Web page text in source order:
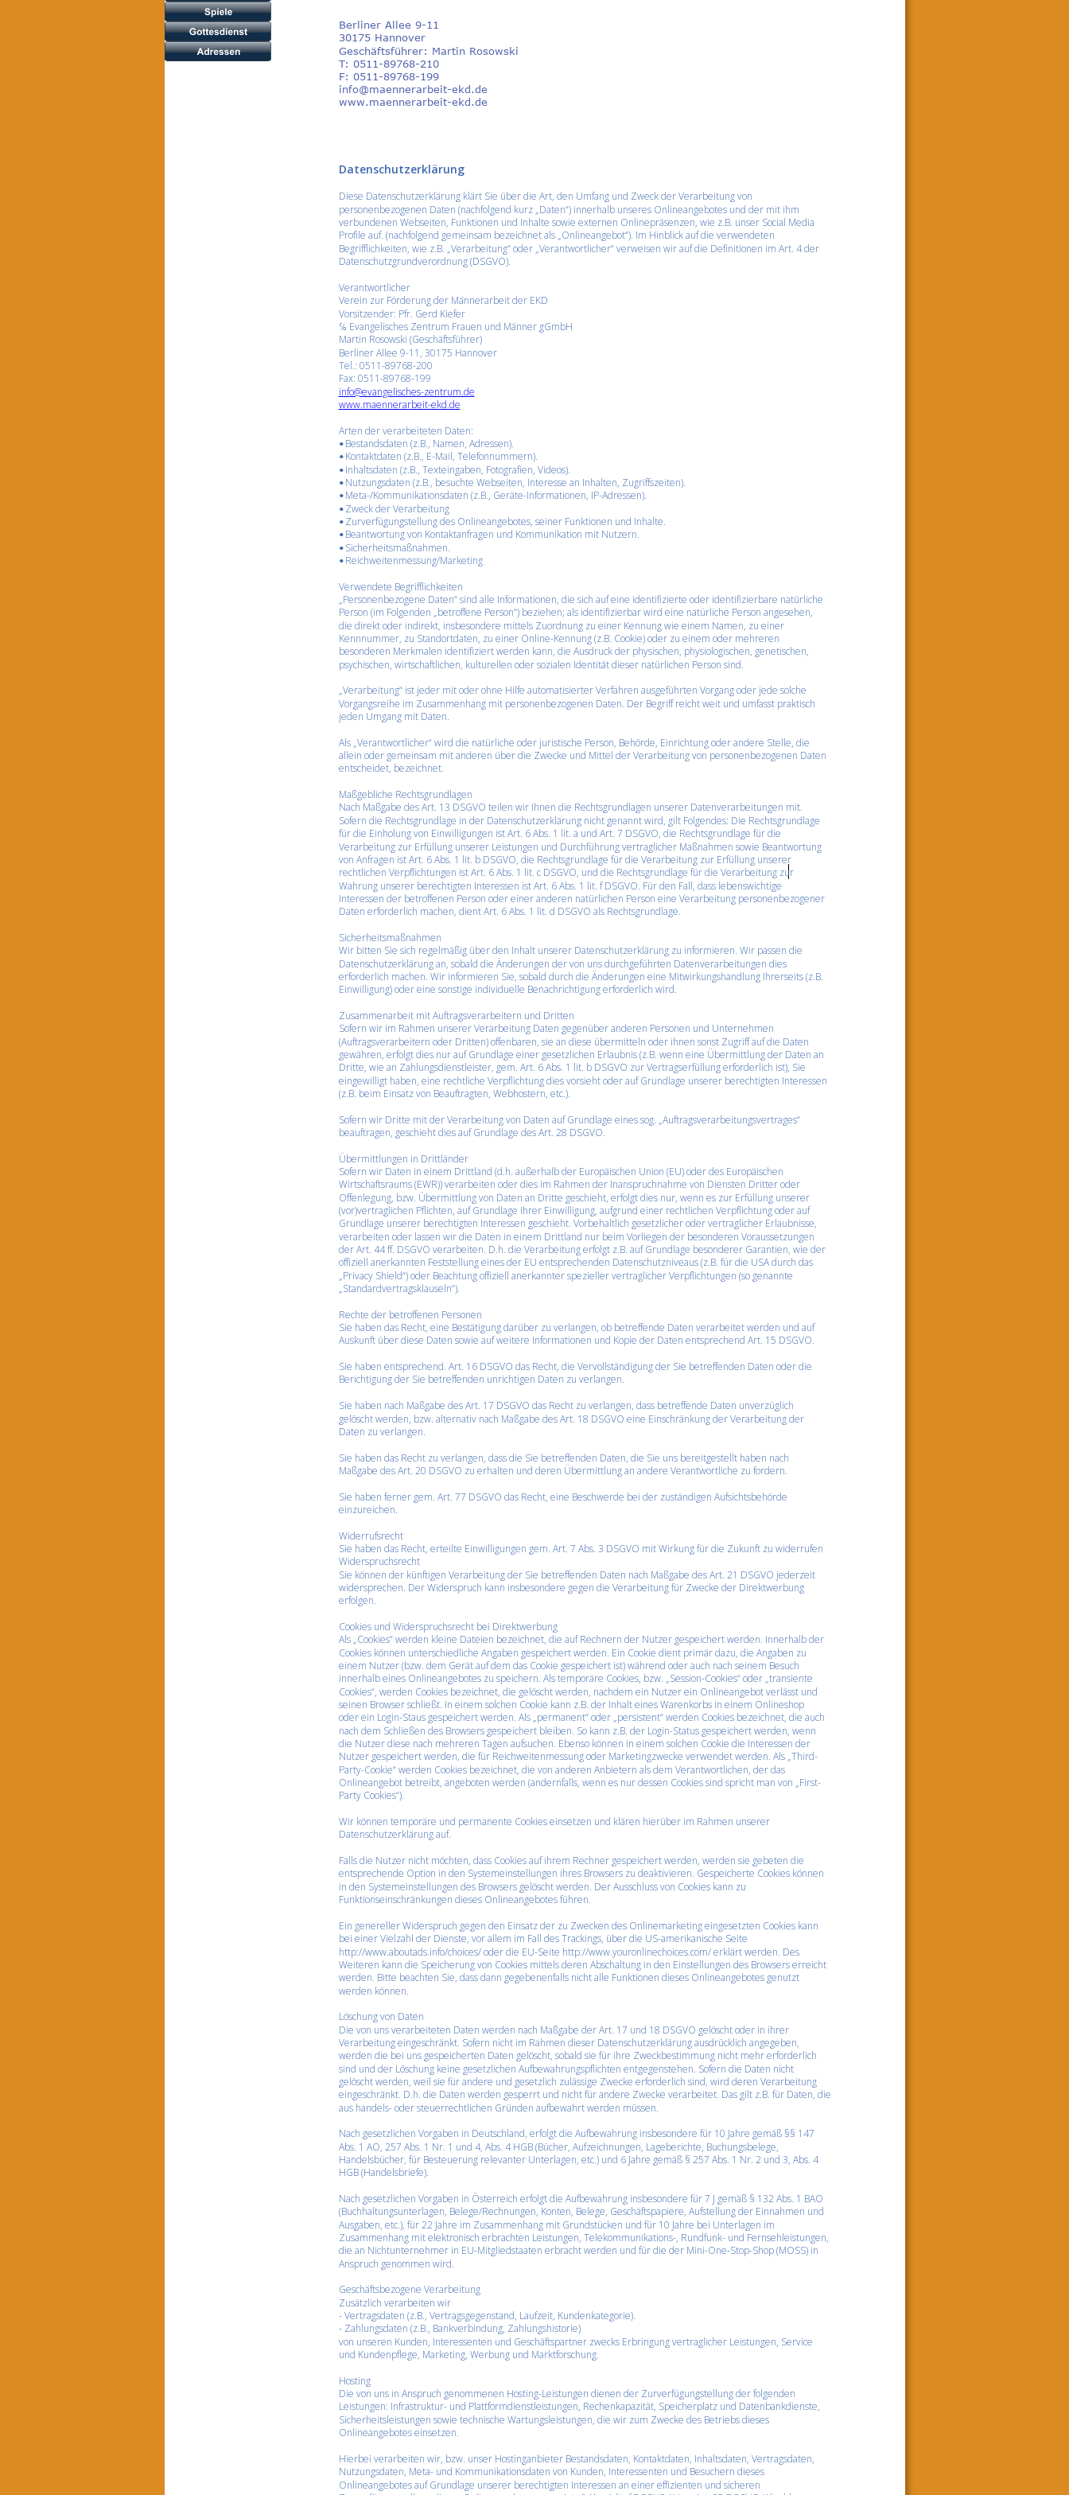
Datenschutzerklärung
Diese Datenschutzerklärung klärt Sie über die Art, den Umfang und Zweck der Verarbeitung von
personenbezogenen Daten (nachfolgend kurz „Daten“) innerhalb unseres Onlineangebotes und der mit ihm
verbundenen Webseiten, Funktionen und Inhalte sowie externen Onlinepräsenzen, wie z.B. unser Social Media
Profile auf. (nachfolgend gemeinsam bezeichnet als „Onlineangebot“). Im Hinblick auf die verwendeten
Begrifflichkeiten, wie z.B. „Verarbeitung“ oder „Verantwortlicher“ verweisen wir auf die Definitionen im Art. 4 der
Datenschutzgrundverordnung (DSGVO).
Verantwortlicher
Verein zur Förderung der Männerarbeit der EKD
Vorsitzender: Pfr. Gerd Kiefer
℅ Evangelisches Zentrum Frauen und Männer gGmbH
Martin Rosowski (Geschäftsführer)
Berliner Allee 9-11, 30175 Hannover
Tel.: 0511-89768-200
Fax: 0511-89768-199
info@evangelisches-zentrum.de
www.maennerarbeit-ekd.de
Arten der verarbeiteten Daten:
• Bestandsdaten (z.B., Namen, Adressen).
• Kontaktdaten (z.B., E-Mail, Telefonnummern).
• Inhaltsdaten (z.B., Texteingaben, Fotografien, Videos).
• Nutzungsdaten (z.B., besuchte Webseiten, Interesse an Inhalten, Zugriffszeiten).
• Meta-/Kommunikationsdaten (z.B., Geräte-Informationen, IP-Adressen).
• Zweck der Verarbeitung
• Zurverfügungstellung des Onlineangebotes, seiner Funktionen und Inhalte.
• Beantwortung von Kontaktanfragen und Kommunikation mit Nutzern.
• Sicherheitsmaßnahmen.
• Reichweitenmessung/Marketing
Verwendete Begrifflichkeiten
„Personenbezogene Daten“ sind alle Informationen, die sich auf eine identifizierte oder identifizierbare natürliche
Person (im Folgenden „betroffene Person“) beziehen; als identifizierbar wird eine natürliche Person angesehen,
die direkt oder indirekt, insbesondere mittels Zuordnung zu einer Kennung wie einem Namen, zu einer
Kennnummer, zu Standortdaten, zu einer Online-Kennung (z.B. Cookie) oder zu einem oder mehreren
besonderen Merkmalen identifiziert werden kann, die Ausdruck der physischen, physiologischen, genetischen,
psychischen, wirtschaftlichen, kulturellen oder sozialen Identität dieser natürlichen Person sind.
„Verarbeitung“ ist jeder mit oder ohne Hilfe automatisierter Verfahren ausgeführten Vorgang oder jede solche
Vorgangsreihe im Zusammenhang mit personenbezogenen Daten. Der Begriff reicht weit und umfasst praktisch
jeden Umgang mit Daten.
Als „Verantwortlicher“ wird die natürliche oder juristische Person, Behörde, Einrichtung oder andere Stelle, die
allein oder gemeinsam mit anderen über die Zwecke und Mittel der Verarbeitung von personenbezogenen Daten
entscheidet, bezeichnet.
Maßgebliche Rechtsgrundlagen
Nach Maßgabe des Art. 13 DSGVO teilen wir Ihnen die Rechtsgrundlagen unserer Datenverarbeitungen mit.
Sofern die Rechtsgrundlage in der Datenschutzerklärung nicht genannt wird, gilt Folgendes: Die Rechtsgrundlage
für die Einholung von Einwilligungen ist Art. 6 Abs. 1 lit. a und Art. 7 DSGVO, die Rechtsgrundlage für die
Verarbeitung zur Erfüllung unserer Leistungen und Durchführung vertraglicher Maßnahmen sowie Beantwortung
von Anfragen ist Art. 6 Abs. 1 lit. b DSGVO, die Rechtsgrundlage für die Verarbeitung zur Erfüllung unserer
rechtlichen Verpflichtungen ist Art. 6 Abs. 1 lit. c DSGVO, und die Rechtsgrundlage für die Verarbeitung zur
Wahrung unserer berechtigten Interessen ist Art. 6 Abs. 1 lit. f DSGVO. Für den Fall, dass lebenswichtige
Interessen der betroffenen Person oder einer anderen natürlichen Person eine Verarbeitung personenbezogener
Daten erforderlich machen, dient Art. 6 Abs. 1 lit. d DSGVO als Rechtsgrundlage.
Sicherheitsmaßnahmen
Wir bitten Sie sich regelmäßig über den Inhalt unserer Datenschutzerklärung zu informieren. Wir passen die
Datenschutzerklärung an, sobald die Änderungen der von uns durchgeführten Datenverarbeitungen dies
erforderlich machen. Wir informieren Sie, sobald durch die Änderungen eine Mitwirkungshandlung Ihrerseits (z.B.
Einwilligung) oder eine sonstige individuelle Benachrichtigung erforderlich wird.
Zusammenarbeit mit Auftragsverarbeitern und Dritten
Sofern wir im Rahmen unserer Verarbeitung Daten gegenüber anderen Personen und Unternehmen
(Auftragsverarbeitern oder Dritten) offenbaren, sie an diese übermitteln oder ihnen sonst Zugriff auf die Daten
gewähren, erfolgt dies nur auf Grundlage einer gesetzlichen Erlaubnis (z.B. wenn eine Übermittlung der Daten an
Dritte, wie an Zahlungsdienstleister, gem. Art. 6 Abs. 1 lit. b DSGVO zur Vertragserfüllung erforderlich ist), Sie
eingewilligt haben, eine rechtliche Verpflichtung dies vorsieht oder auf Grundlage unserer berechtigten Interessen
(z.B. beim Einsatz von Beauftragten, Webhostern, etc.).
Sofern wir Dritte mit der Verarbeitung von Daten auf Grundlage eines sog. „Auftragsverarbeitungsvertrages“
beauftragen, geschieht dies auf Grundlage des Art. 28 DSGVO.
Übermittlungen in Drittländer
Sofern wir Daten in einem Drittland (d.h. außerhalb der Europäischen Union (EU) oder des Europäischen
Wirtschaftsraums (EWR)) verarbeiten oder dies im Rahmen der Inanspruchnahme von Diensten Dritter oder
Offenlegung, bzw. Übermittlung von Daten an Dritte geschieht, erfolgt dies nur, wenn es zur Erfüllung unserer
(vor)vertraglichen Pflichten, auf Grundlage Ihrer Einwilligung, aufgrund einer rechtlichen Verpflichtung oder auf
Grundlage unserer berechtigten Interessen geschieht. Vorbehaltlich gesetzlicher oder vertraglicher Erlaubnisse,
verarbeiten oder lassen wir die Daten in einem Drittland nur beim Vorliegen der besonderen Voraussetzungen
der Art. 44 ff. DSGVO verarbeiten. D.h. die Verarbeitung erfolgt z.B. auf Grundlage besonderer Garantien, wie der
offiziell anerkannten Feststellung eines der EU entsprechenden Datenschutzniveaus (z.B. für die USA durch das
„Privacy Shield“) oder Beachtung offiziell anerkannter spezieller vertraglicher Verpflichtungen (so genannte
„Standardvertragsklauseln“).
Rechte der betroffenen Personen
Sie haben das Recht, eine Bestätigung darüber zu verlangen, ob betreffende Daten verarbeitet werden und auf
Auskunft über diese Daten sowie auf weitere Informationen und Kopie der Daten entsprechend Art. 15 DSGVO.
Sie haben entsprechend. Art. 16 DSGVO das Recht, die Vervollständigung der Sie betreffenden Daten oder die
Berichtigung der Sie betreffenden unrichtigen Daten zu verlangen.
Sie haben nach Maßgabe des Art. 17 DSGVO das Recht zu verlangen, dass betreffende Daten unverzüglich
gelöscht werden, bzw. alternativ nach Maßgabe des Art. 18 DSGVO eine Einschränkung der Verarbeitung der
Daten zu verlangen.
Sie haben das Recht zu verlangen, dass die Sie betreffenden Daten, die Sie uns bereitgestellt haben nach
Maßgabe des Art. 20 DSGVO zu erhalten und deren Übermittlung an andere Verantwortliche zu fordern.
Sie haben ferner gem. Art. 77 DSGVO das Recht, eine Beschwerde bei der zuständigen Aufsichtsbehörde
einzureichen.
Widerrufsrecht
Sie haben das Recht, erteilte Einwilligungen gem. Art. 7 Abs. 3 DSGVO mit Wirkung für die Zukunft zu widerrufen
Widerspruchsrecht
Sie können der künftigen Verarbeitung der Sie betreffenden Daten nach Maßgabe des Art. 21 DSGVO jederzeit
widersprechen. Der Widerspruch kann insbesondere gegen die Verarbeitung für Zwecke der Direktwerbung
erfolgen.
Cookies und Widerspruchsrecht bei Direktwerbung
Als „Cookies“ werden kleine Dateien bezeichnet, die auf Rechnern der Nutzer gespeichert werden. Innerhalb der
Cookies können unterschiedliche Angaben gespeichert werden. Ein Cookie dient primär dazu, die Angaben zu
einem Nutzer (bzw. dem Gerät auf dem das Cookie gespeichert ist) während oder auch nach seinem Besuch
innerhalb eines Onlineangebotes zu speichern. Als temporäre Cookies, bzw. „Session-Cookies“ oder „transiente
Cookies“, werden Cookies bezeichnet, die gelöscht werden, nachdem ein Nutzer ein Onlineangebot verlässt und
seinen Browser schließt. In einem solchen Cookie kann z.B. der Inhalt eines Warenkorbs in einem Onlineshop
oder ein Login-Staus gespeichert werden. Als „permanent“ oder „persistent“ werden Cookies bezeichnet, die auch
nach dem Schließen des Browsers gespeichert bleiben. So kann z.B. der Login-Status gespeichert werden, wenn
die Nutzer diese nach mehreren Tagen aufsuchen. Ebenso können in einem solchen Cookie die Interessen der
Nutzer gespeichert werden, die für Reichweitenmessung oder Marketingzwecke verwendet werden. Als „Third-
Party-Cookie“ werden Cookies bezeichnet, die von anderen Anbietern als dem Verantwortlichen, der das
Onlineangebot betreibt, angeboten werden (andernfalls, wenn es nur dessen Cookies sind spricht man von „First-
Party Cookies“).
Wir können temporäre und permanente Cookies einsetzen und klären hierüber im Rahmen unserer
Datenschutzerklärung auf.
Falls die Nutzer nicht möchten, dass Cookies auf ihrem Rechner gespeichert werden, werden sie gebeten die
entsprechende Option in den Systemeinstellungen ihres Browsers zu deaktivieren. Gespeicherte Cookies können
in den Systemeinstellungen des Browsers gelöscht werden. Der Ausschluss von Cookies kann zu
Funktionseinschränkungen dieses Onlineangebotes führen.
Ein genereller Widerspruch gegen den Einsatz der zu Zwecken des Onlinemarketing eingesetzten Cookies kann
bei einer Vielzahl der Dienste, vor allem im Fall des Trackings, über die US-amerikanische Seite
http://www.aboutads.info/choices/ oder die EU-Seite http://www.youronlinechoices.com/ erklärt werden. Des
Weiteren kann die Speicherung von Cookies mittels deren Abschaltung in den Einstellungen des Browsers erreicht
werden. Bitte beachten Sie, dass dann gegebenenfalls nicht alle Funktionen dieses Onlineangebotes genutzt
werden können.
Löschung von Daten
Die von uns verarbeiteten Daten werden nach Maßgabe der Art. 17 und 18 DSGVO gelöscht oder in ihrer
Verarbeitung eingeschränkt. Sofern nicht im Rahmen dieser Datenschutzerklärung ausdrücklich angegeben,
werden die bei uns gespeicherten Daten gelöscht, sobald sie für ihre Zweckbestimmung nicht mehr erforderlich
sind und der Löschung keine gesetzlichen Aufbewahrungspflichten entgegenstehen. Sofern die Daten nicht
gelöscht werden, weil sie für andere und gesetzlich zulässige Zwecke erforderlich sind, wird deren Verarbeitung
eingeschränkt. D.h. die Daten werden gesperrt und nicht für andere Zwecke verarbeitet. Das gilt z.B. für Daten, die
aus handels- oder steuerrechtlichen Gründen aufbewahrt werden müssen.
Nach gesetzlichen Vorgaben in Deutschland, erfolgt die Aufbewahrung insbesondere für 10 Jahre gemäß §§ 147
Abs. 1 AO, 257 Abs. 1 Nr. 1 und 4, Abs. 4 HGB (Bücher, Aufzeichnungen, Lageberichte, Buchungsbelege,
Handelsbücher, für Besteuerung relevanter Unterlagen, etc.) und 6 Jahre gemäß § 257 Abs. 1 Nr. 2 und 3, Abs. 4
HGB (Handelsbriefe).
Nach gesetzlichen Vorgaben in Österreich erfolgt die Aufbewahrung insbesondere für 7 J gemäß § 132 Abs. 1 BAO
(Buchhaltungsunterlagen, Belege/Rechnungen, Konten, Belege, Geschäftspapiere, Aufstellung der Einnahmen und
Ausgaben, etc.), für 22 Jahre im Zusammenhang mit Grundstücken und für 10 Jahre bei Unterlagen im
Zusammenhang mit elektronisch erbrachten Leistungen, Telekommunikations-, Rundfunk- und Fernsehleistungen,
die an Nichtunternehmer in EU-Mitgliedstaaten erbracht werden und für die der Mini-One-Stop-Shop (MOSS) in
Anspruch genommen wird.
Geschäftsbezogene Verarbeitung
Zusätzlich verarbeiten wir
- Vertragsdaten (z.B., Vertragsgegenstand, Laufzeit, Kundenkategorie).
- Zahlungsdaten (z.B., Bankverbindung, Zahlungshistorie)
von unseren Kunden, Interessenten und Geschäftspartner zwecks Erbringung vertraglicher Leistungen, Service
und Kundenpflege, Marketing, Werbung und Marktforschung.
Hosting
Die von uns in Anspruch genommenen Hosting-Leistungen dienen der Zurverfügungstellung der folgenden
Leistungen: Infrastruktur- und Plattformdienstleistungen, Rechenkapazität, Speicherplatz und Datenbankdienste,
Sicherheitsleistungen sowie technische Wartungsleistungen, die wir zum Zwecke des Betriebs dieses
Onlineangebotes einsetzen.
Hierbei verarbeiten wir, bzw. unser Hostinganbieter Bestandsdaten, Kontaktdaten, Inhaltsdaten, Vertragsdaten,
Nutzungsdaten, Meta- und Kommunikationsdaten von Kunden, Interessenten und Besuchern dieses
Onlineangebotes auf Grundlage unserer berechtigten Interessen an einer effizienten und sicheren
Berliner Allee 9-11
30175 Hannover
Geschäftsführer: Martin Rosowski
T: 0511-89768-210
F: 0511-89768-199
info@maennerarbeit-ekd.de
www.maennerarbeit-ekd.de